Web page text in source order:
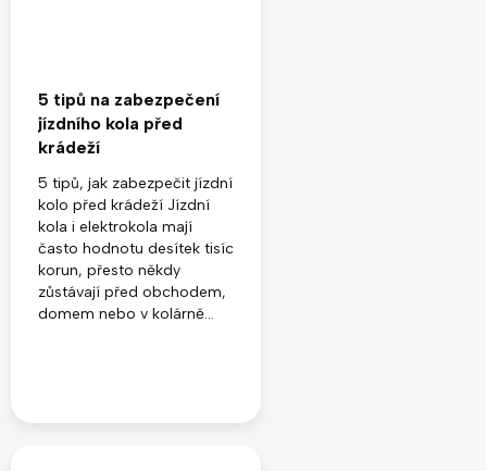
5 tipů na zabezpečení
jízdního kola před
krádeží
5 tipů, jak zabezpečit jízdní
kolo před krádeží Jízdní
kola i elektrokola mají
často hodnotu desítek tisíc
korun, přesto někdy
zůstávají před obchodem,
domem nebo v kolárně...